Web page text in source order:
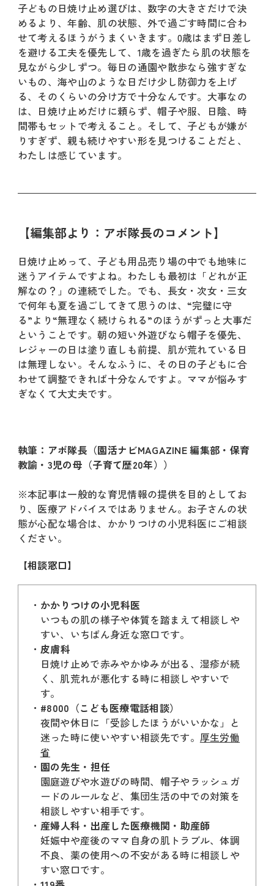
子どもの日焼け止め選びは、数字の大きさだけで決
めるより、年齢、肌の状態、外で過ごす時間に合わ
せて考えるほうがうまくいきます。0歳はまず日差し
を避ける工夫を優先して、1歳を過ぎたら肌の状態を
見ながら少しずつ。毎日の通園や散歩なら強すぎな
いもの、海や山のような日だけ少し防御力を上げ
る、そのくらいの分け方で十分なんです。大事なの
は、日焼け止めだけに頼らず、帽子や服、日陰、時
間帯もセットで考えること。そして、子どもが嫌が
りすぎず、親も続けやすい形を見つけることだと、
わたしは感じています。
【編集部より：アボ隊長のコメント】
日焼け止めって、子ども用品売り場の中でも地味に
迷うアイテムですよね。わたしも最初は「どれが正
解なの？」の連続でした。でも、長女・次女・三女
で何年も夏を過ごしてきて思うのは、“完璧に守
る”より“無理なく続けられる”のほうがずっと大事だ
ということです。朝の短い外遊びなら帽子を優先、
レジャーの日は塗り直しも前提、肌が荒れている日
は無理しない。そんなふうに、その日の子どもに合
わせて調整できれば十分なんですよ。ママが悩みす
ぎなくて大丈夫です。
執筆：アボ隊長（園活ナビMAGAZINE 編集部・保育
教諭・3児の母（子育て歴20年））
※本記事は一般的な育児情報の提供を目的としてお
り、医療アドバイスではありません。お子さんの状
態が心配な場合は、かかりつけの小児科医にご相談
ください。
【相談窓口】
かかりつけの小児科医
いつもの肌の様子や体質を踏まえて相談しや
すい、いちばん身近な窓口です。
皮膚科
日焼け止めで赤みやかゆみが出る、湿疹が続
く、肌荒れが悪化する時に相談しやすいで
す。
#8000（こども医療電話相談）
夜間や休日に「受診したほうがいいかな」と
迷った時に使いやすい相談先です。 厚生労働
省
園の先生・担任
園庭遊びや水遊びの時間、帽子やラッシュガ
ードのルールなど、集団生活の中での対策を
相談しやすい相手です。
産婦人科・出産した医療機関・助産師
妊娠中や産後のママ自身の肌トラブル、体調
不良、薬の使用への不安がある時に相談しや
すい窓口です。